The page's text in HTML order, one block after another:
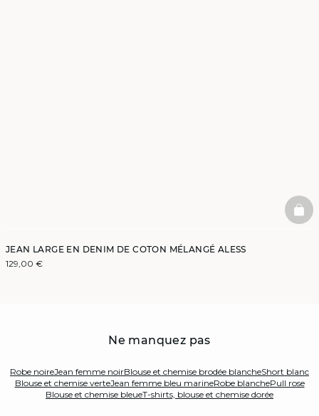
JEAN LARGE EN DENIM DE COTON MÉLANGÉ ALESS
129,00 €
Ne manquez pas
Robe noireJean femme noirBlouse et chemise brodée blancheShort blanc
Blouse et chemise verteJean femme bleu marineRobe blanchePull rose
Blouse et chemise bleueT-shirts, blouse et chemise dorée